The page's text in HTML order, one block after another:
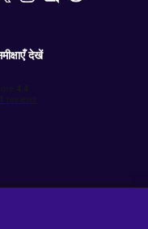
देखें